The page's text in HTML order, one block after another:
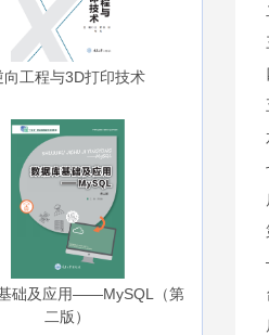
向工程与3D打印技术
础及应用——MySQL（第
二版）